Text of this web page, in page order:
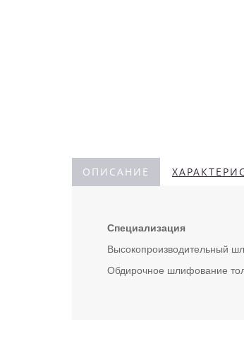
ОПИСАНИЕ
Специализация
Высокопроизводительный
Обдирочное шлифование